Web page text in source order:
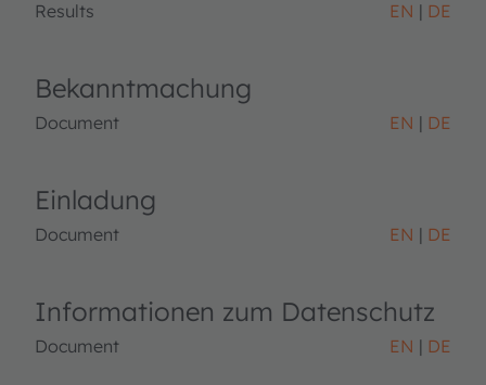
Results EN DE
Bekanntmachung
Document EN DE
Einladung
Document EN DE
Informationen zum Datenschutz
Document EN DE